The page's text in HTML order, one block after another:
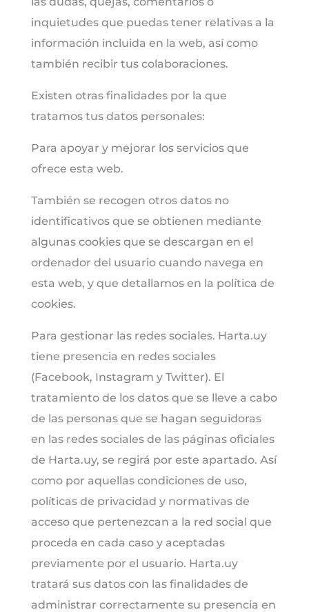
inquietudes que puedas tener relativas a la
información incluida en la web, así como
también recibir tus colaboraciones.
Existen otras finalidades por la que
tratamos tus datos personales:
Para apoyar y mejorar los servicios que
ofrece esta web.
También se recogen otros datos no
identificativos que se obtienen mediante
algunas cookies que se descargan en el
ordenador del usuario cuando navega en
esta web, y que detallamos en la política de
cookies.
Para gestionar las redes sociales. Harta.uy
tiene presencia en redes sociales
(Facebook, Instagram y Twitter). El
tratamiento de los datos que se lleve a cabo
de las personas que se hagan seguidoras
en las redes sociales de las páginas oficiales
de Harta.uy, se regirá por este apartado. Así
como por aquellas condiciones de uso,
políticas de privacidad y normativas de
acceso que pertenezcan a la red social que
proceda en cada caso y aceptadas
previamente por el usuario. Harta.uy
tratará sus datos con las finalidades de
administrar correctamente su presencia en